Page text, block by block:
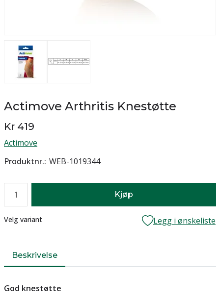
Actimove Arthritis Knestøtte
Kr 419
Actimove
Produktnr. WEB-1019344
Kjøp
Lager
Velg variant Legg i ønskeliste
Beskrivelse
God knestøtte